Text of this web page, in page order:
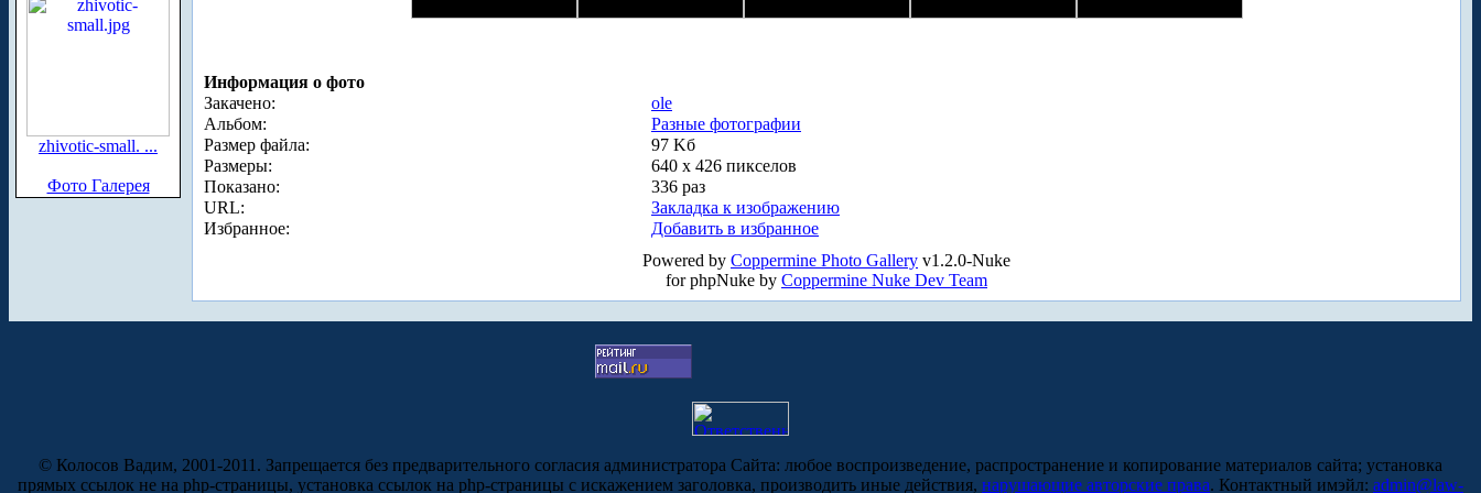
zhivotic-small. ...
Фото Галерея
Информация о фото
Закачено:
ole
Альбом:
Разные фотографии
Размер файла:
97 Kб
Размеры:
640 x 426 пикселов
Показано:
336 раз
URL:
Закладка к изображению
Избранное:
Добавить в избранное
Powered by Coppermine Photo Gallery v1.2.0-Nuke
for phpNuke by Coppermine Nuke Dev Team
© Колосов Вадим, 2001-2011. Запрещается без предварительного согласия администратора Сайта: любое воспроизведение, распространение и копирование материалов сайта; установка
прямых ссылок не на php-страницы, установка ссылок на php-страницы с искажением заголовка, производить иные действия, нарушающие авторские права. Контактный имэйл: admin@law-